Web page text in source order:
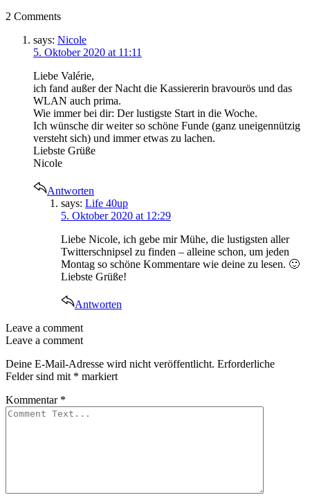
2 Comments
says: Nicole
5. Oktober 2020 at 11:11
Liebe Valérie,
ich fand außer der Nacht die Kassiererin bravourös und das
WLAN auch prima.
Wie immer bei dir: Der lustigste Start in die Woche.
Ich wünsche dir weiter so schöne Funde (ganz uneigennützig
versteht sich) und immer etwas zu lachen.
Liebste Grüße
Nicole
Antworten
says: Life 40up
5. Oktober 2020 at 12:29
Liebe Nicole, ich gebe mir Mühe, die lustigsten aller
Twitterschnipsel zu finden – alleine schon, um jeden
Montag so schöne Kommentare wie deine zu lesen. 🙂
Liebste Grüße!
Antworten
Leave a comment
Leave a comment
Deine E-Mail-Adresse wird nicht veröffentlicht. Erforderliche
Felder sind mit * markiert
Kommentar *